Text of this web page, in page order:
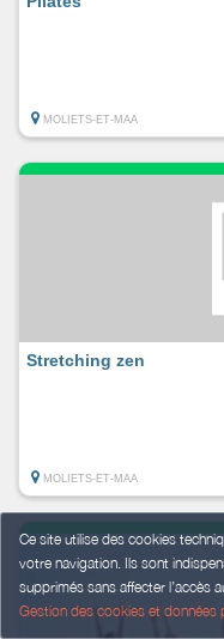
Ce site utilise des cookies
votre navigation. Ils sont
supprimés sans affecter l’accès
Gestion des cookies et données
MOLIETS-ET-MAA
Stretching zen
MOLIETS-ET-MAA